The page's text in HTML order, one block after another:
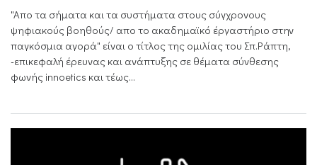
"Aπο τα σήματα και τα συστήματα στους σύγχρονους
ψηφιακούς βοηθούς/ απο το ακαδημαϊκό έργαστήριο στην
παγκόσμια αγορά" είναι ο τίτλος της ομιλίας του Σπ.Ράπτη,
-επικεφαλή έρευνας και ανάπτυξης σε θέματα σύνθεσης
φωνής innoetics και τέως...